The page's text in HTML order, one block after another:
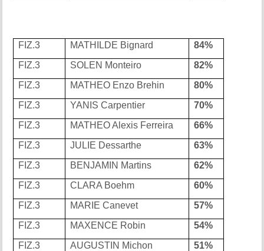
FIZ.3 MATHILDE Bignard
84%
FIZ.3
SOLEN Monteiro
82%
FIZ.3
MATHEO Enzo Brehin
80%
FIZ.3
YANIS Carpentier
70%
FIZ.3
MATHEO Alexis Ferreira
66%
FIZ.3
JULIE Dessarthe
63%
FIZ.3
BENJAMIN Martins
62%
FIZ.3
CLARA Boehm
60%
FIZ.3
MARIE Canevet
57%
FIZ.3
MAXENCE Robin
54%
FIZ.3
AUGUSTIN Michon
51%